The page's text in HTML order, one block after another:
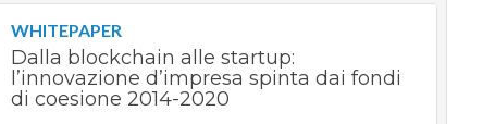
WHITEPAPER
Dalla blockchain alle startup:
l’innovazione d’impresa spinta dai fondi
di coesione 2014-2020